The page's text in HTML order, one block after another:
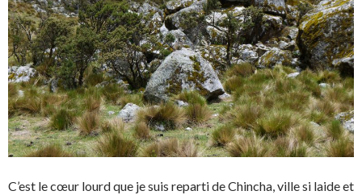
C’est le cœur lourd que je suis reparti de Chincha, ville si laide et